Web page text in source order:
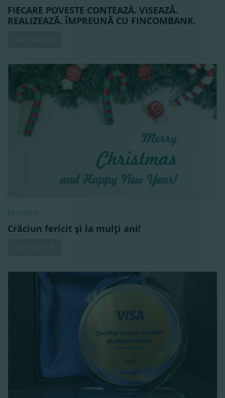
FIECARE POVESTE CONTEAZĂ. VISEAZĂ.
REALIZEAZĂ. ÎMPREUNĂ CU FINCOMBANK.
24.12.2019
Crăciun fericit şi la mulţi ani!